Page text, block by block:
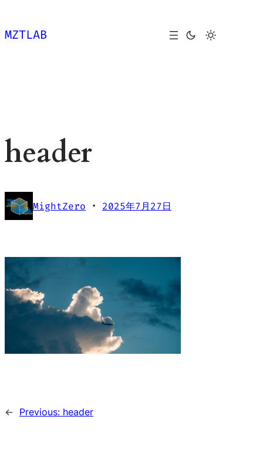
内
MZTLAB
header
MightZero · 2025年7月27日
← Previous: header